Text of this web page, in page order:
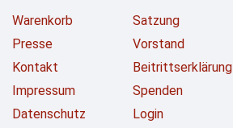
Warenkorb
Presse
Kontakt
Impressum
Datenschutz
Satzung
Vorstand
Beitrittserklärung
Spenden
Login